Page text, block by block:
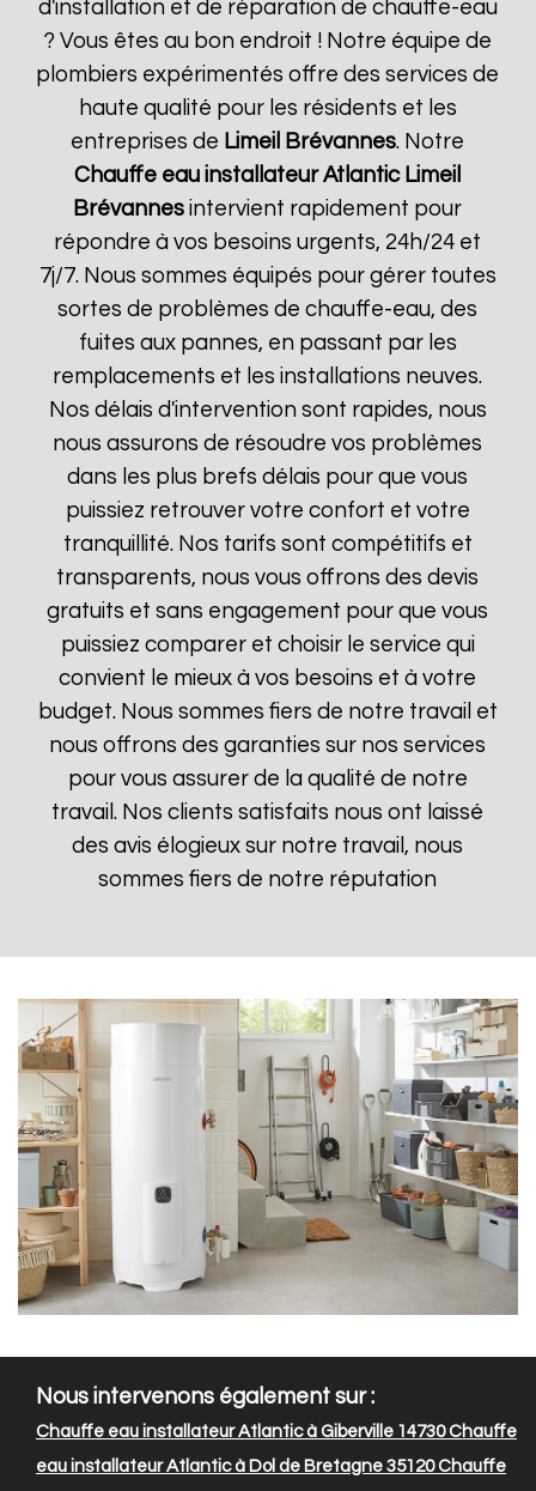
d'installation et de réparation de chauffe-eau
? Vous êtes au bon endroit ! Notre équipe de
plombiers expérimentés offre des services de
haute qualité pour les résidents et les
entreprises de Limeil Brévannes. Notre
Chauffe eau installateur Atlantic Limeil
Brévannes intervient rapidement pour
répondre à vos besoins urgents, 24h/24 et
7j/7. Nous sommes équipés pour gérer toutes
sortes de problèmes de chauffe-eau, des
fuites aux pannes, en passant par les
remplacements et les installations neuves.
Nos délais d'intervention sont rapides, nous
nous assurons de résoudre vos problèmes
dans les plus brefs délais pour que vous
puissiez retrouver votre confort et votre
tranquillité. Nos tarifs sont compétitifs et
transparents, nous vous offrons des devis
gratuits et sans engagement pour que vous
puissiez comparer et choisir le service qui
convient le mieux à vos besoins et à votre
budget. Nous sommes fiers de notre travail et
nous offrons des garanties sur nos services
pour vous assurer de la qualité de notre
travail. Nos clients satisfaits nous ont laissé
des avis élogieux sur notre travail, nous
sommes fiers de notre réputation
Nous intervenons également sur :
Chauffe eau installateur Atlantic à Giberville 14730Chauffe
eau installateur Atlantic à Dol de Bretagne 35120Chauffe